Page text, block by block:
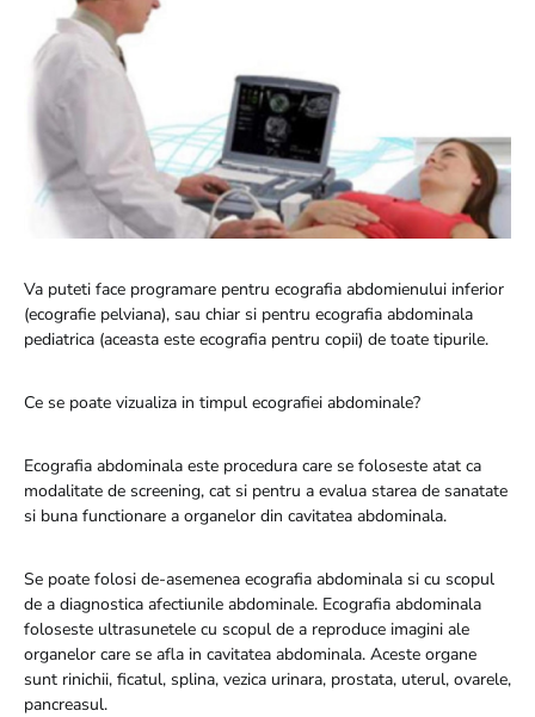
Va puteti face programare pentru ecografia abdomienului inferior
(ecografie pelviana), sau chiar si pentru ecografia abdominala
pediatrica (aceasta este ecografia pentru copii) de toate tipurile.
Ce se poate vizualiza in timpul ecografiei abdominale?
Ecografia abdominala este procedura care se foloseste atat ca
modalitate de screening, cat si pentru a evalua starea de sanatate
si buna functionare a organelor din cavitatea abdominala.
Se poate folosi de-asemenea ecografia abdominala si cu scopul
de a diagnostica afectiunile abdominale. Ecografia abdominala
foloseste ultrasunetele cu scopul de a reproduce imagini ale
organelor care se afla in cavitatea abdominala. Aceste organe
sunt rinichii, ficatul, splina, vezica urinara, prostata, uterul, ovarele,
pancreasul.